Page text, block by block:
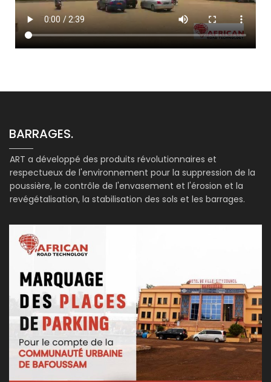
BARRAGES.
ART a développé des produits révolutionnaires et
respectueux de l'environnement pour la suppression de la
poussière, le contrôle de l'envasement et l'érosion et la
revégétalisation, la stabilisation des sols et les barrages.